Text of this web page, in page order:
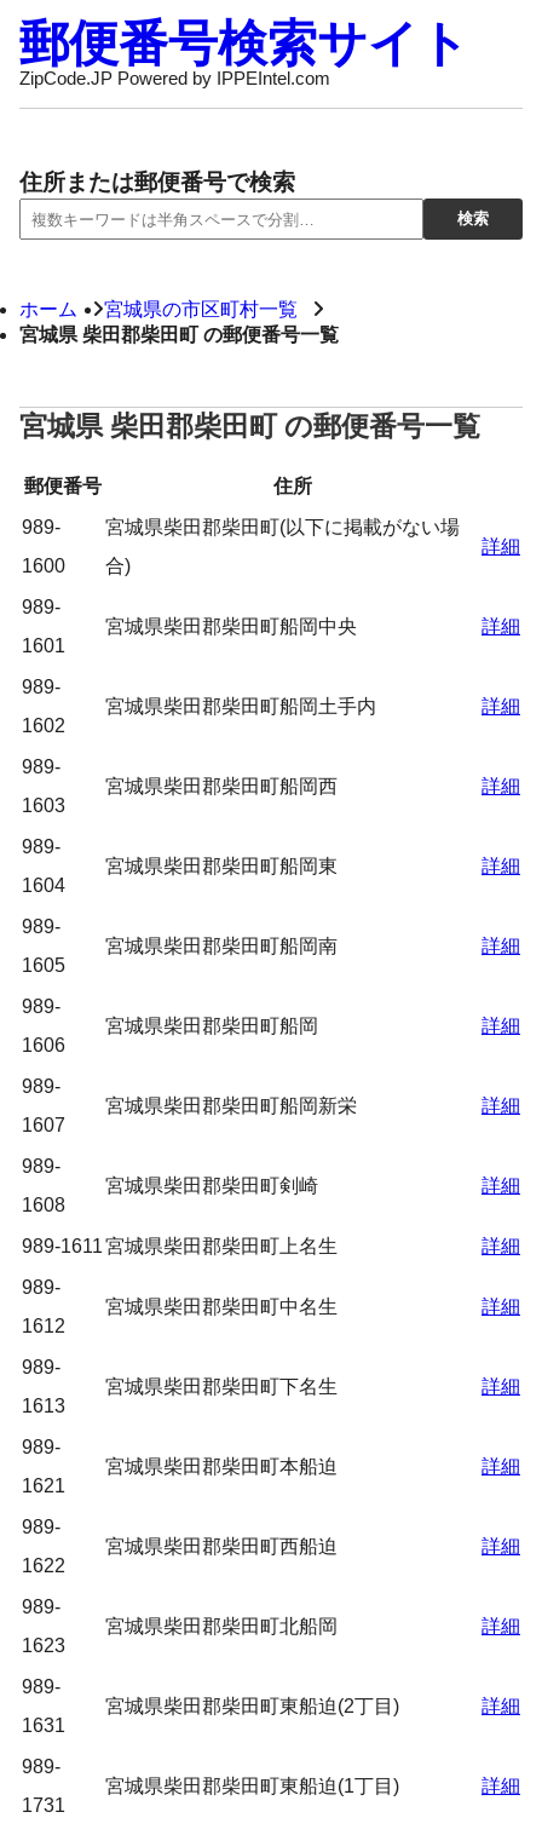
郵便番号検索サイト
ZipCode.JP Powered by IPPEIntel.com
住所または郵便番号で検索
ホーム
宮城県の市区町村一覧
宮城県 柴田郡柴田町 の郵便番号一覧
宮城県 柴田郡柴田町 の郵便番号一覧
郵便番号
住所
989-
1600
宮城県柴田郡柴田町(以下に掲載がない場
合)
詳細
989-
1601
宮城県柴田郡柴田町船岡中央 詳細
989-
1602
宮城県柴田郡柴田町船岡土手内 詳細
989-
1603
宮城県柴田郡柴田町船岡西 詳細
989-
1604
宮城県柴田郡柴田町船岡東 詳細
989-
1605
宮城県柴田郡柴田町船岡南 詳細
989-
1606
宮城県柴田郡柴田町船岡 詳細
989-
1607
宮城県柴田郡柴田町船岡新栄 詳細
989-
1608
宮城県柴田郡柴田町剣崎 詳細
989-1611宮城県柴田郡柴田町上名生
詳細
989-
1612
宮城県柴田郡柴田町中名生 詳細
989-
1613
宮城県柴田郡柴田町下名生 詳細
989-
1621
宮城県柴田郡柴田町本船迫 詳細
989-
1622
宮城県柴田郡柴田町西船迫 詳細
989-
1623
宮城県柴田郡柴田町北船岡 詳細
989-
1631
宮城県柴田郡柴田町東船迫(2丁目) 詳細
989-
1731
宮城県柴田郡柴田町東船迫(1丁目) 詳細